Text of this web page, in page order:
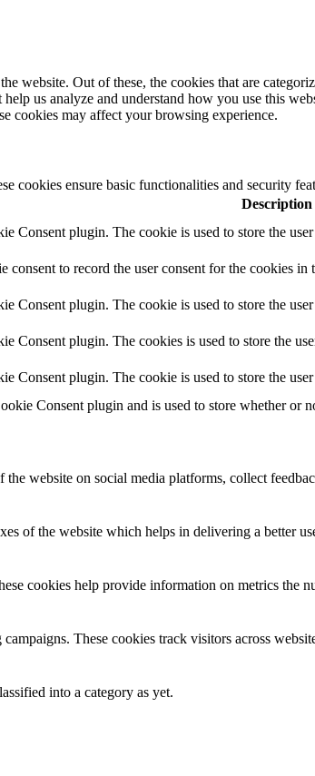
Out of these, the cookies that are
us analyze and understand how you use this
cookies may affect your browsing experience.
cookies ensure basic functionalities and security
Description
Consent plugin. The cookie is used to store the
consent to record the user consent for the cookies
Consent plugin. The cookie is used to store the
Consent plugin. The cookies is used to store the
Consent plugin. The cookie is used to store the
Consent plugin and is used to store whether or
website on social media platforms, collect
of the website which helps in delivering a better
cookies help provide information on metrics the
These cookies track visitors across
into a category as yet.